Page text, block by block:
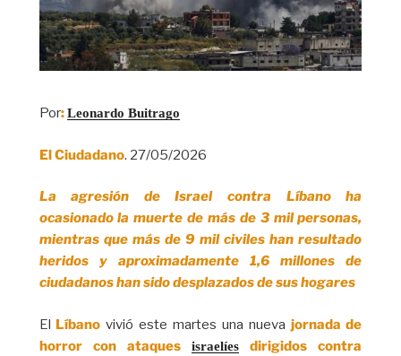
Por:Leonardo Buitrago
El Ciudadano. 27/05/2026
La agresión de Israel contra Líbano ha
ocasionado la muerte de más de 3 mil personas,
mientras que más de 9 mil civiles han resultado
heridos y aproximadamente 1,6 millones de
ciudadanos han sido desplazados de sus hogares
El Líbanovivió este martes una nueva jornada de
horror con ataquesisraelíes dirigidos contra